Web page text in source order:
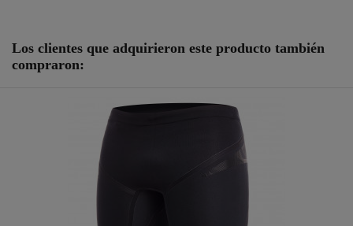
Los clientes que adquirieron este producto también
compraron: